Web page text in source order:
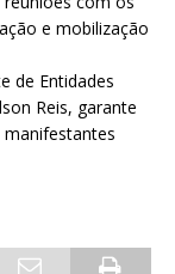
e mobilização
de Entidades
Reis, garante
manifestantes